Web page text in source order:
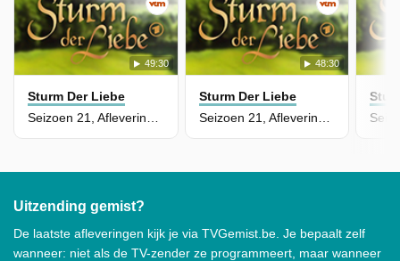
49:30
Sturm Der Liebe
48:30
Sturm Der Liebe
Uitzending gemist?
De laatste afleveringen kijk je via TVGemist.be. Je bepaalt zelf
wanneer: niet als de TV-zender ze programmeert, maar wanneer